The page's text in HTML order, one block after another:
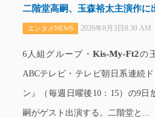
二階堂高嗣、玉森裕太主演作に
エンタメNEWS 2026年8月3日8:30 AM
6人組グループ・ Kis-My-Ft2の
ABCテレビ・テレビ朝日系連続
ン』（毎週日曜後10：15）の9日
嗣がゲスト出演する。二階堂と...